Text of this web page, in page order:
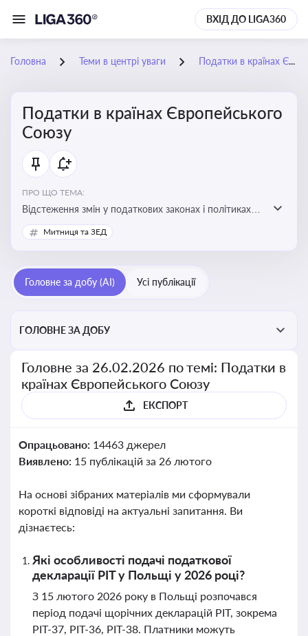
ВХІД ДО LIGA360
Головна Теми в центрі уваги Податки в країнах Європейського Союзу
Податки в країнах Європейського
Союзу
ПРО ЩО ТЕМА:
Відстеження змін у податкових законах і політиках
країн ЄС. Моніторинг кейсів, що впливають на бізнес-
процеси та фінансову звітність
Митниця та ЗЕД
Головне за добу (AI) Усі публікації
ГОЛОВНЕ ЗА ДОБУ
Головне за 26.02.2026 по темі: Податки в
країнах Європейського Союзу
ЕКСПОРТ
Опрацьовано: 14463 джерел
Виявлено: 15 публікацій за 26 лютого
На основі зібраних матеріалів ми сформували
короткі відповіді на актуальні запитання. Ви
дізнаєтесь:
Які особливості подачі податкової
декларації PIT у Польщі у 2026 році?
З 15 лютого 2026 року в Польщі розпочався
період подачі щорічних декларацій PIT, зокрема
PIT-37, PIT-36, PIT-38. Платники можуть